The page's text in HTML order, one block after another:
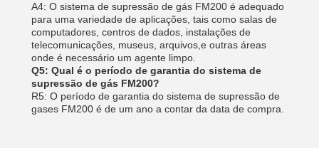
A4: O sistema de supressão de gás FM200 é adequado
para uma variedade de aplicações, tais como salas de
computadores, centros de dados, instalações de
telecomunicações, museus, arquivos,e outras áreas
onde é necessário um agente limpo.
Q5: Qual é o período de garantia do sistema de
supressão de gás FM200?
R5: O período de garantia do sistema de supressão de
gases FM200 é de um ano a contar da data de compra.